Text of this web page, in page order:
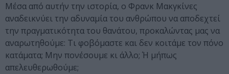
Μέσα από αυτήν την ιστορία, ο Φρανκ Μακγκίνες
αναδεικνύει την αδυναμία του ανθρώπου να αποδεχτεί
την πραγματικότητα του θανάτου, προκαλώντας μας να
αναρωτηθούμε: Τι φοβόμαστε και δεν κοιτάμε τον πόνο
κατάματα; Μην πονέσουμε κι άλλο; Ή μήπως
απελευθερωθούμε;